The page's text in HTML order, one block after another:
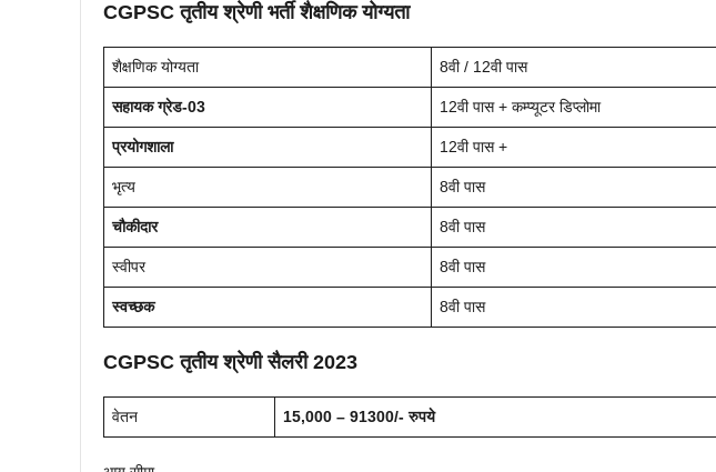
CGPSC तृतीय श्रेणी भर्ती शैक्षणिक योग्यता
शैक्षणिक योग्यता 8वी / 12वी पास
सहायक ग्रेड-03 12वी पास + कम्प्यूटर डिप्लोमा
प्रयोगशाला 12वी पास +
भृत्य 8वी पास
चौकीदार 8वी पास
स्वीपर 8वी पास
स्वच्छक 8वी पास
CGPSC तृतीय श्रेणी सैलरी 2023
वेतन 15,000 – 91300/- रुपये